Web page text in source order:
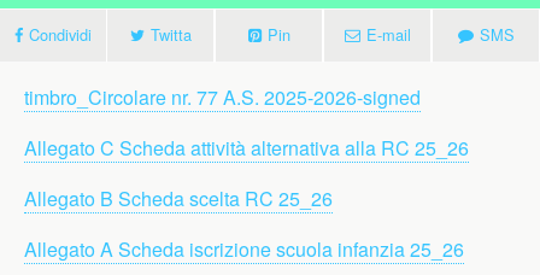
Condividi Twitta Pin E-mail SMS
timbro_Circolare nr. 77 A.S. 2025-2026-signed
Allegato C Scheda attività alternativa alla RC 25_26
Allegato B Scheda scelta RC 25_26
Allegato A Scheda iscrizione scuola infanzia 25_26